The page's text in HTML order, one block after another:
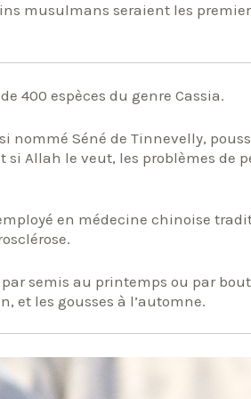
musulmans seraient les
400 espèces du genre Cassia.
nommé Séné de Tinnevelly,
si Allah le veut, les problèmes de
en médecine chinoise
semis au printemps ou par
et les gousses à l’automne.